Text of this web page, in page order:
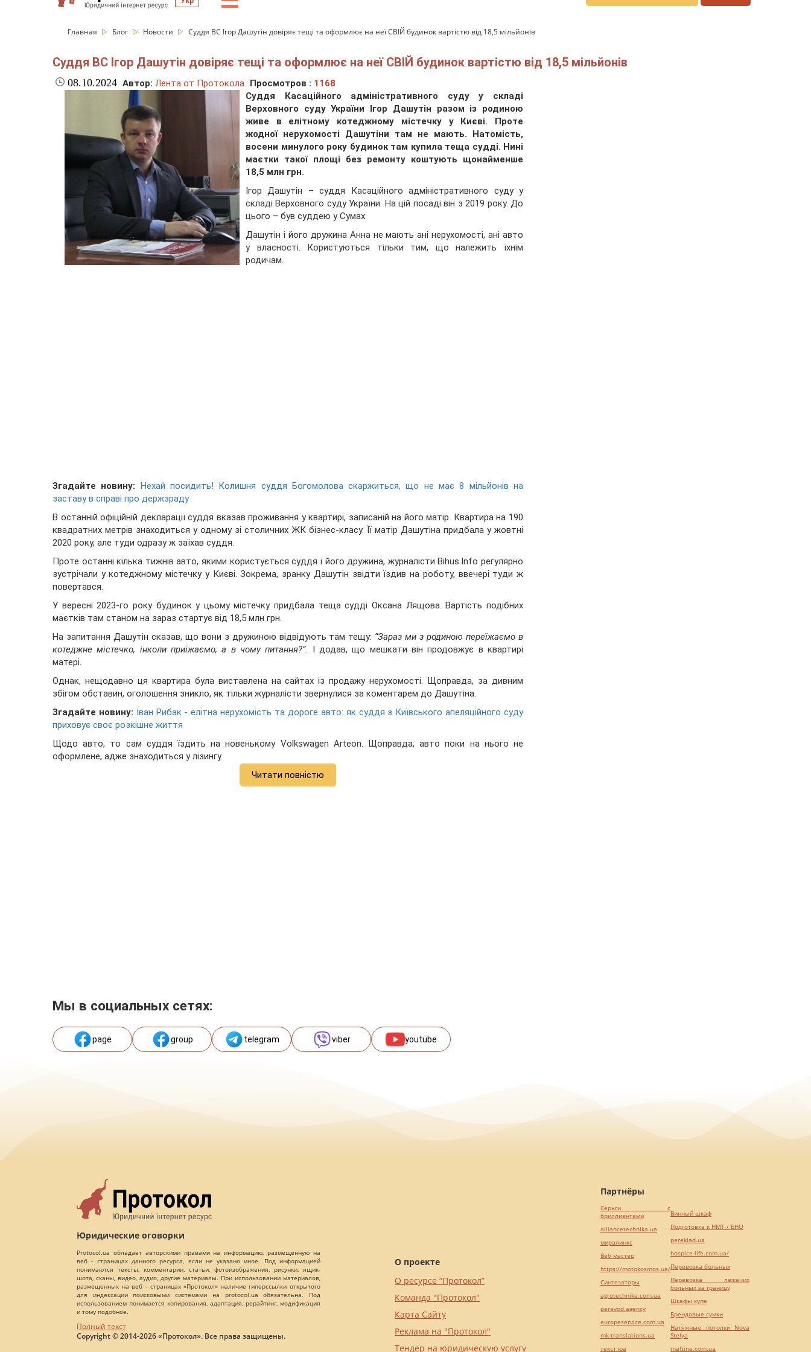
Главная Блог Новости Суддя ВС Ігор Дашутін довіряє тещі та оформлює на неї СВІЙ будинок вартістю від 18,5 мільйонів
Суддя ВС Ігор Дашутін довіряє тещі та оформлює на неї СВІЙ будинок вартістю від 18,5 мільйонів
08.10.2024 Автор: Лента от Протокола Просмотров : 1168
Суддя Касаційного адміністративного суду у складі
Верховного суду України Ігор Дашутін разом із родиною
живе в елітному котеджному містечку у Києві. Проте
жодної нерухомості Дашутіни там не мають. Натомість,
восени минулого року будинок там купила теща судді. Нині
маєтки такої площі без ремонту коштують щонайменше
18,5 млн грн.
Ігор Дашутін – суддя Касаційного адміністративного суду у
складі Верховного суду України. На цій посаді він з 2019 року. До
цього – був суддею у Сумах.
Дашутін і його дружина Анна не мають ані нерухомості, ані авто
у власності. Користуються тільки тим, що належить їхнім
родичам.
Згадайте новину:
Нехай посидить! Колишня суддя Богомолова скаржиться, що не має 8 мільйонів на
заставу в справі про держзраду
В останній офіційній декларації суддя вказав проживання у квартирі, записаній на його матір. Квартира на 190
квадратних метрів знаходиться у одному зі столичних ЖК бізнес-класу. Її матір Дашутіна придбала у жовтні
2020 року, але туди одразу ж заїхав суддя.
Проте останні кілька тижнів авто, якими користується суддя і його дружина, журналісти Bihus.Info регулярно
зустрічали у котеджному містечку у Києві. Зокрема, зранку Дашутін звідти їздив на роботу, ввечері туди ж
повертався.
У вересні 2023-го року будинок у цьому містечку придбала теща судді Оксана Лящова. Вартість подібних
маєтків там станом на зараз стартує від 18,5 млн грн.
На запитання Дашутін сказав, що вони з дружиною відвідують там тещу: “Зараз ми з родиною переїжаємо в
котеджне містечко, інколи приїжаємо, а в чому питання?”.
І додав, що мешкати він продовжує в квартирі
матері.
Однак, нещодавно ця квартира була виставлена на сайтах із продажу нерухомості. Щоправда, за дивним
збігом обставин, оголошення зникло, як тільки журналісти звернулися за коментарем до Дашутіна.
Згадайте новину: Іван Рибак - елітна нерухомість та дороге авто: як суддя з Київського апеляційного суду
приховує своє розкішне життя
Щодо авто, то сам суддя їздить на новенькому Volkswagen Arteon. Щоправда, авто поки на нього не
оформлене, адже знаходиться у лізингу.
Читати повністю
Мы в социальных сетях:
page group telegram viber youtube
Юридические оговорки
Protocol.ua обладает авторскими правами на информацию, размещенную на
веб - страницах данного ресурса, если не указано иное. Под информацией
понимаются тексты, комментарии, статьи, фотоизображения, рисунки, ящик-
шота, сканы, видео, аудио, другие материалы. При использовании материалов,
размещенных на веб - страницах «Протокол» наличие гиперссылки открытого
для индексации поисковыми системами на protocol.ua обязательна. Под
использованием понимается копирования, адаптация, рерайтинг, модификация
и тому подобное.
Полный текст
Copyright © 2014-2026 «Протокол». Все права защищены.
О проекте
О ресурсе “Протокол”
Команда "Протокол"
Карта Сайту
Реклама на "Протокол"
Тендер на юридическую услугу
Партнёры
Серьги с
бриллиантами
alliancetechnika.ua
миралинкс
Веб мастер
https://motokosmos.ua/
Синтезаторы
agrotechnika.com.ua
perevod.agency
europeservice.com.ua
mk-translations.ua
текст юа
Винный шкаф
Подготовка к НМТ / ВНО
pereklad.ua
hospice-life.com.ua/
Перевозка больных
Перевозка лежачих
больных за границу
Шкафы купе
Брендовые сумки
Натяжные потолки Nova
Stelya
maltina.com.ua